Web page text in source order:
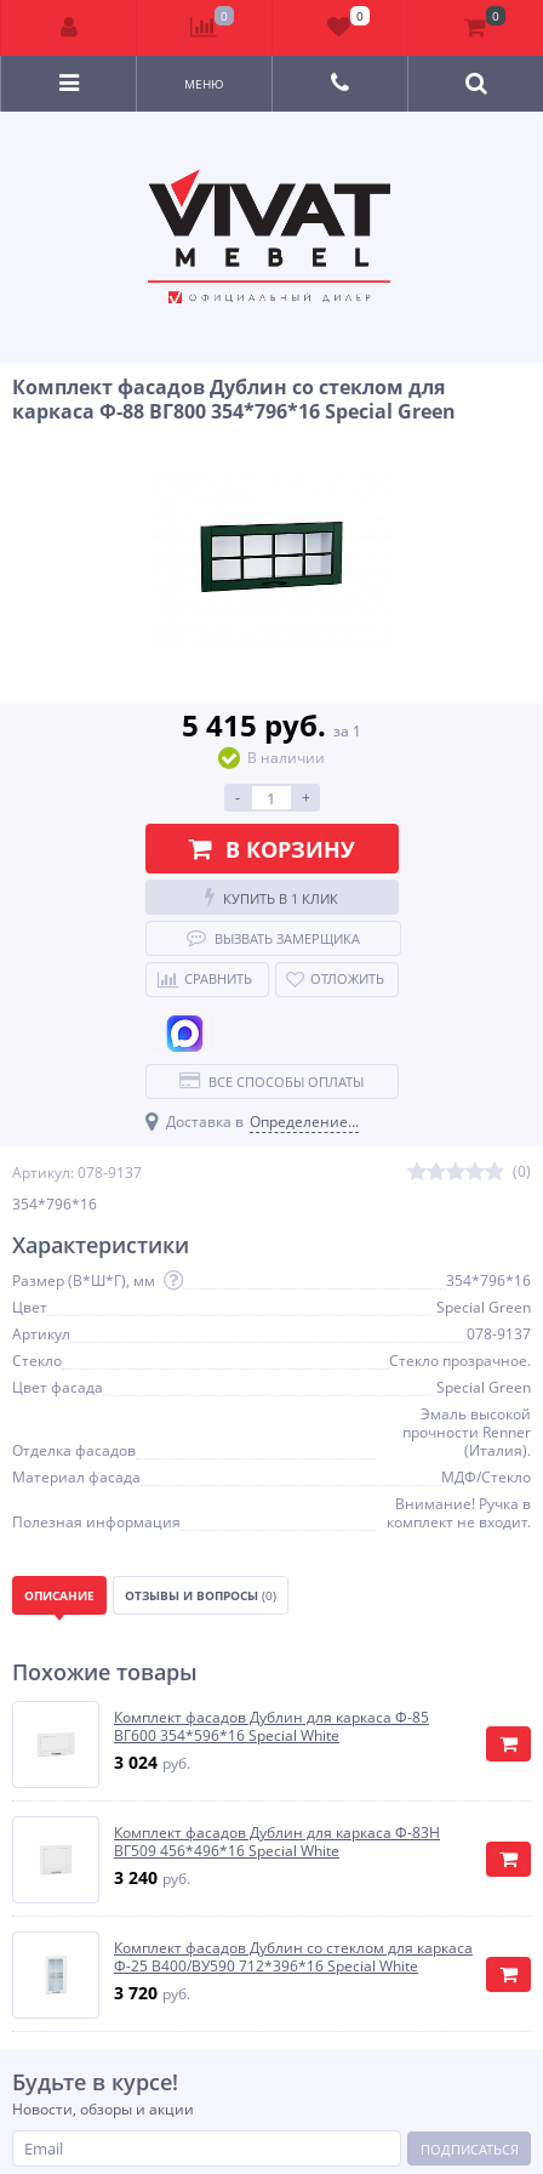
МЕНЮ
Комплект фасадов Дублин со стеклом для
каркаса Ф-88 ВГ800 354*796*16 Special Green
Артикул: 078-9137
(0)
354*796*16
5 415 руб. за 1
В наличии
-
+
В КОРЗИНУ
КУПИТЬ В 1 КЛИК
ВЫЗВАТЬ ЗАМЕРЩИКА
СРАВНИТЬ ОТЛОЖИТЬ
ВСЕ СПОСОБЫ ОПЛАТЫ
Доставка в Определение...
Характеристики
Размер (В*Ш*Г), мм
354*796*16
Цвет
Special Green
Артикул
078-9137
Стекло
Стекло прозрачное.
Цвет фасада
Special Green
Отделка фасадов
Эмаль высокой
прочности Renner
(Италия).
Материал фасада
МДФ/Стекло
Полезная информация
Внимание! Ручка в
комплект не входит.
ОПИСАНИЕ ОТЗЫВЫ И ВОПРОСЫ (0)
Похожие товары
Комплект фасадов Дублин для каркаса Ф-85
ВГ600 354*596*16 Special White
3 024 руб.
Комплект фасадов Дублин для каркаса Ф-83Н
ВГ509 456*496*16 Special White
3 240 руб.
Комплект фасадов Дублин со стеклом для каркаса
Ф-25 В400/ВУ590 712*396*16 Special White
3 720 руб.
Будьте в курсе!
Новости, обзоры и акции
ПОДПИСАТЬСЯ
0 0 0